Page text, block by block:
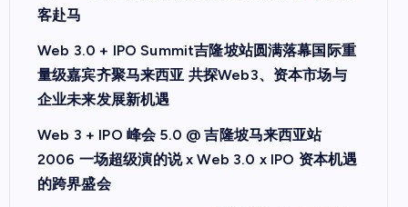
客赴马
Web 3.0 + IPO Summit吉隆坡站圆满落幕国际重
量级嘉宾齐聚马来西亚 共探Web3、资本市场与
企业未来发展新机遇
Web 3 + IPO 峰会 5.0 @ 吉隆坡马来西亚站
2006 一场超级演的说 x Web 3.0 x IPO 资本机遇
的跨界盛会